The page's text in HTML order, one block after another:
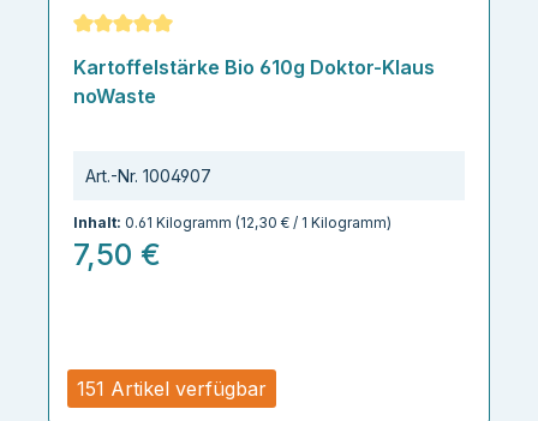
151 Artikel verfügbar
Durchschnittliche Bewertung von 5 von 5 Sternen
Kartoffelstärke Bio 610g Doktor-Klaus
noWaste
Art.-Nr. 1004907
Inhalt: 0.61 Kilogramm (12,30 € / 1 Kilogramm)
7,50 €